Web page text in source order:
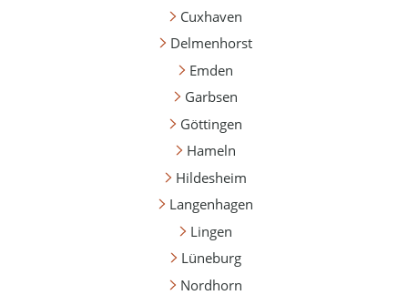
Cuxhaven
Delmenhorst
Emden
Garbsen
Göttingen
Hameln
Hildesheim
Langenhagen
Lingen
Lüneburg
Nordhorn